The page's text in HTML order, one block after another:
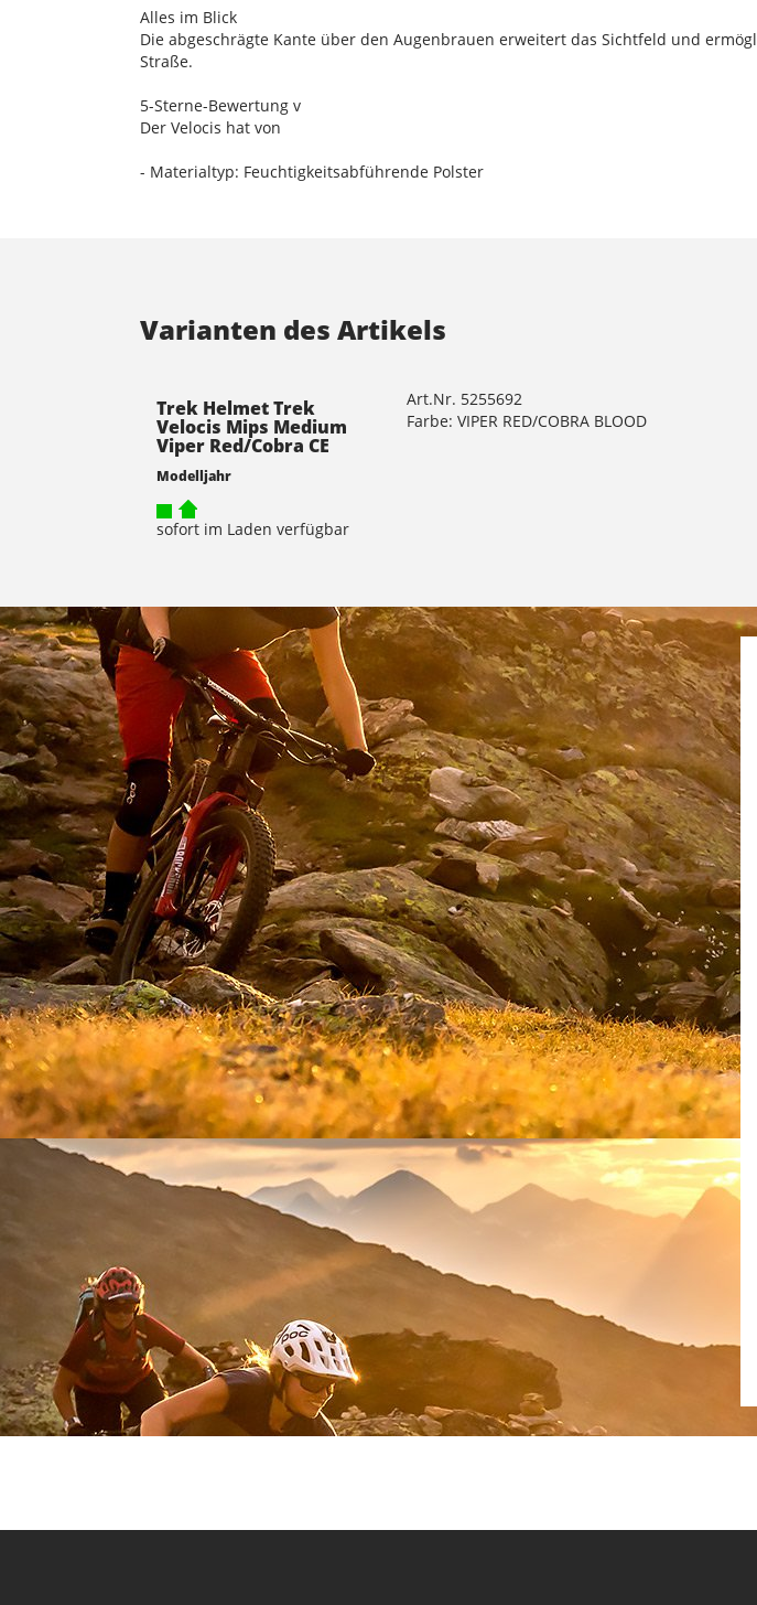
Alles im Blick
Die abgeschrägte Kante über den Augenbrauen erweitert das Sichtfeld und
Straße.
5-Sterne-Bewertung v
Der Velocis hat von
- Materialtyp: Feuchtigkeitsabführende Polster
Varianten des Artikels
Trek Helmet Trek
Velocis Mips Medium
Viper Red/Cobra CE
Modelljahr
sofort im Laden verfügbar
Art.Nr. 5255692
Farbe: VIPER RED/COBRA BLOOD